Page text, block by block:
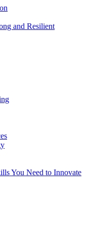
and Resilient
You Need to Innovate